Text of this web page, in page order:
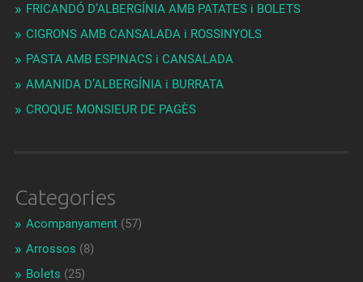
FRICANDÓ D’ALBERGÍNIA AMB PATATES i BOLETS
CIGRONS AMB CANSALADA i ROSSINYOLS
PASTA AMB ESPINACS i CANSALADA
AMANIDA D’ALBERGÍNIA i BURRATA
CROQUE MONSIEUR DE PAGÈS
Categories
Acompanyament(57)
Arrossos (8)
Bolets (25)